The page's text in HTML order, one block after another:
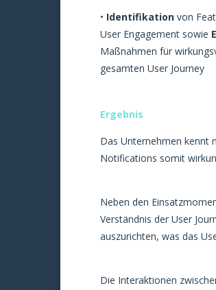
• Identifikation von
User Engagement sowie
Maßnahmen für
gesamten User Journey
Ergebnis
Das Unternehmen kennt
Notifications somit
Neben den
Verständnis der User
auszurichten, was das
Die Interaktionen